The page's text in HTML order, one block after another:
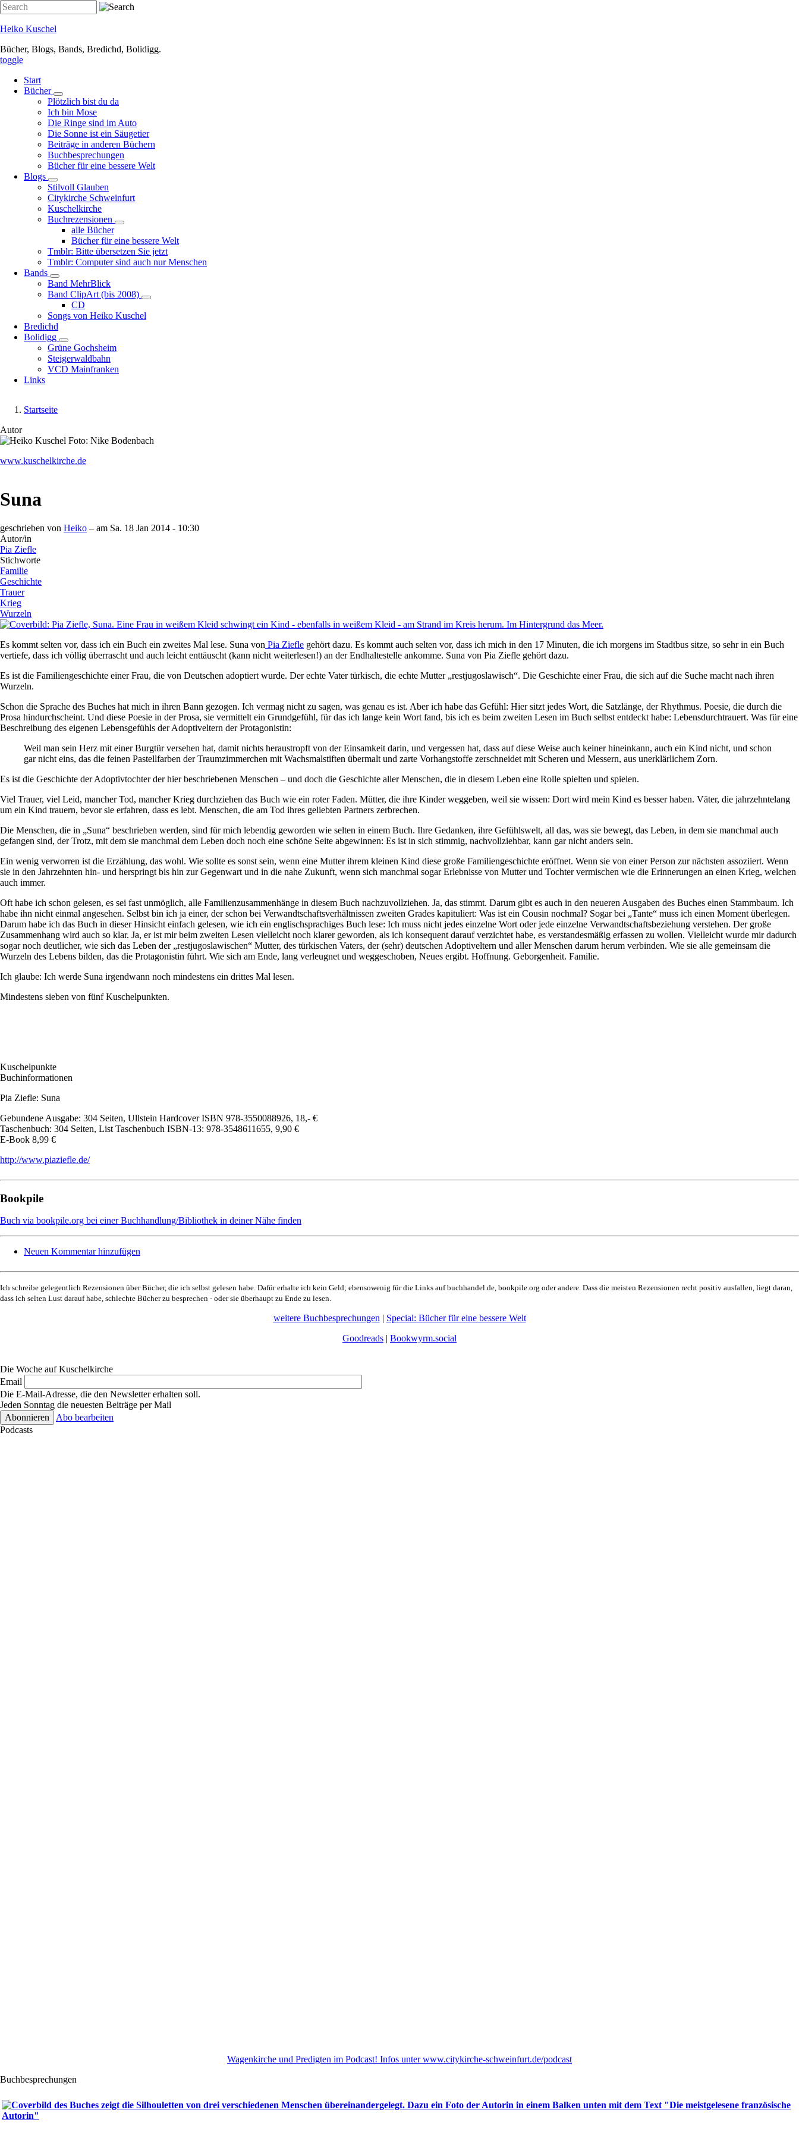
Direkt
zum
Inhalt
Search
Heiko Kuschel
Bücher, Blogs, Bands, Bredichd, Bolidigg.
toggle
Start
Bücher
Unternavigation
von
Bücher
Plötzlich bist du da
Ich bin Mose
Die Ringe sind im Auto
Die Sonne ist ein Säugetier
Beiträge in anderen Büchern
Buchbesprechungen
Bücher für eine bessere Welt
Blogs
Unternavigation
von
Blogs
Stilvoll Glauben
Citykirche Schweinfurt
Kuschelkirche
Buchrezensionen
Unternavigation
von
Buchrezensionen
alle Bücher
Bücher für eine bessere Welt
Tmblr: Bitte übersetzen Sie jetzt
Tmblr: Computer sind auch nur Menschen
Bands
Unternavigation
von
Bands
Band MehrBlick
Band ClipArt (bis 2008)
Unternavigation
CD
Songs von Heiko Kuschel
Bredichd
Bolidigg
Unternavigation
von
Bolidigg
Grüne Gochsheim
Steigerwaldbahn
VCD Mainfranken
Links
Pfadnavigation
Startseite
Autor
Image
www.kuschelkirche.de
Suna
geschrieben von Heiko – am Sa. 18 Jan 2014 - 10:30
Autor/in
Pia Ziefle
Stichworte
Familie
Geschichte
Trauer
Krieg
Wurzeln
Es kommt selten vor, dass ich ein Buch ein zweites Mal lese. Suna von Pia Ziefle gehört dazu. Es kommt auch selten vor, dass ich mich in den 17 Minuten, die ich morgens im Stadtbus sitze, so sehr in ein Buch
vertiefe, dass ich völlig überrascht und auch leicht enttäuscht (kann nicht weiterlesen!) an der Endhaltestelle ankomme. Suna von Pia Ziefle gehört dazu.
Es ist die Familiengeschichte einer Frau, die von Deutschen adoptiert wurde. Der echte Vater türkisch, die echte Mutter „restjugoslawisch“. Die Geschichte einer Frau, die sich auf die Suche macht nach ihren
Wurzeln.
Schon die Sprache des Buches hat mich in ihren Bann gezogen. Ich vermag nicht zu sagen, was genau es ist. Aber ich habe das Gefühl: Hier sitzt jedes Wort, die Satzlänge, der Rhythmus. Poesie, die durch die
Prosa hindurchscheint. Und diese Poesie in der Prosa, sie vermittelt ein Grundgefühl, für das ich lange kein Wort fand, bis ich es beim zweiten Lesen im Buch selbst entdeckt habe: Lebensdurchtrauert. Was für eine
Beschreibung des eigenen Lebensgefühls der Adoptiveltern der Protagonistin:
Weil man sein Herz mit einer Burgtür versehen hat, damit nichts heraustropft von der Einsamkeit darin, und vergessen hat, dass auf diese Weise auch keiner hineinkann, auch ein Kind nicht, und schon
gar nicht eins, das die feinen Pastellfarben der Traumzimmerchen mit Wachsmalstiften übermalt und zarte Vorhangstoffe zerschneidet mit Scheren und Messern, aus unerklärlichem Zorn.
Es ist die Geschichte der Adoptivtochter der hier beschriebenen Menschen – und doch die Geschichte aller Menschen, die in diesem Leben eine Rolle spielten und spielen.
Viel Trauer, viel Leid, mancher Tod, mancher Krieg durchziehen das Buch wie ein roter Faden. Mütter, die ihre Kinder weggeben, weil sie wissen: Dort wird mein Kind es besser haben. Väter, die jahrzehntelang
um ein Kind trauern, bevor sie erfahren, dass es lebt. Menschen, die am Tod ihres geliebten Partners zerbrechen.
Die Menschen, die in „Suna“ beschrieben werden, sind für mich lebendig geworden wie selten in einem Buch. Ihre Gedanken, ihre Gefühlswelt, all das, was sie bewegt, das Leben, in dem sie manchmal auch
gefangen sind, der Trotz, mit dem sie manchmal dem Leben doch noch eine schöne Seite abgewinnen: Es ist in sich stimmig, nachvollziehbar, kann gar nicht anders sein.
Ein wenig verworren ist die Erzählung, das wohl. Wie sollte es sonst sein, wenn eine Mutter ihrem kleinen Kind diese große Familiengeschichte eröffnet. Wenn sie von einer Person zur nächsten assoziiert. Wenn
sie in den Jahrzehnten hin- und herspringt bis hin zur Gegenwart und in die nahe Zukunft, wenn sich manchmal sogar Erlebnisse von Mutter und Tochter vermischen wie die Erinnerungen an einen Krieg, welchen
auch immer.
Oft habe ich schon gelesen, es sei fast unmöglich, alle Familienzusammenhänge in diesem Buch nachzuvollziehen. Ja, das stimmt. Darum gibt es auch in den neueren Ausgaben des Buches einen Stammbaum. Ich
habe ihn nicht einmal angesehen. Selbst bin ich ja einer, der schon bei Verwandtschaftsverhältnissen zweiten Grades kapituliert: Was ist ein Cousin nochmal? Sogar bei „Tante“ muss ich einen Moment überlegen.
Darum habe ich das Buch in dieser Hinsicht einfach gelesen, wie ich ein englischsprachiges Buch lese: Ich muss nicht jedes einzelne Wort oder jede einzelne Verwandtschaftsbeziehung verstehen. Der große
Zusammenhang wird auch so klar. Ja, er ist mir beim zweiten Lesen vielleicht noch klarer geworden, als ich konsequent darauf verzichtet habe, es verstandesmäßig erfassen zu wollen. Vielleicht wurde mir dadurch
sogar noch deutlicher, wie sich das Leben der „restjugoslawischen“ Mutter, des türkischen Vaters, der (sehr) deutschen Adoptiveltern und aller Menschen darum herum verbinden. Wie sie alle gemeinsam die
Wurzeln des Lebens bilden, das die Protagonistin führt. Wie sich am Ende, lang verleugnet und weggeschoben, Neues ergibt. Hoffnung. Geborgenheit. Familie.
Ich glaube: Ich werde Suna irgendwann noch mindestens ein drittes Mal lesen.
Mindestens sieben von fünf Kuschelpunkten.
Kuschelpunkte
Buchinformationen
Pia Ziefle: Suna
Gebundene Ausgabe: 304 Seiten, Ullstein Hardcover ISBN 978-3550088926, 18,- €
Taschenbuch: 304 Seiten, List Taschenbuch ISBN-13: 978-3548611655, 9,90 €
E-Book 8,99 €
http://www.piaziefle.de/
Bookpile
Buch via bookpile.org bei einer Buchhandlung/Bibliothek in deiner Nähe finden
Neuen Kommentar hinzufügen
Ich schreibe gelegentlich Rezensionen über Bücher, die ich selbst gelesen habe. Dafür erhalte ich kein Geld; ebensowenig für die Links auf buchhandel.de, bookpile.org oder andere. Dass die meisten Rezensionen recht positiv ausfallen, liegt daran,
dass ich selten Lust darauf habe, schlechte Bücher zu besprechen - oder sie überhaupt zu Ende zu lesen.
weitere Buchbesprechungen | Special: Bücher für eine bessere Welt
Goodreads | Bookwyrm.social
Die Woche auf Kuschelkirche
Email
Die E-Mail-Adresse, die den Newsletter erhalten soll.
Jeden Sonntag die neuesten Beiträge per Mail
Abo bearbeiten
Podcasts
Wagenkirche und Predigten im Podcast! Infos unter www.citykirche-schweinfurt.de/podcast
Buchbesprechungen